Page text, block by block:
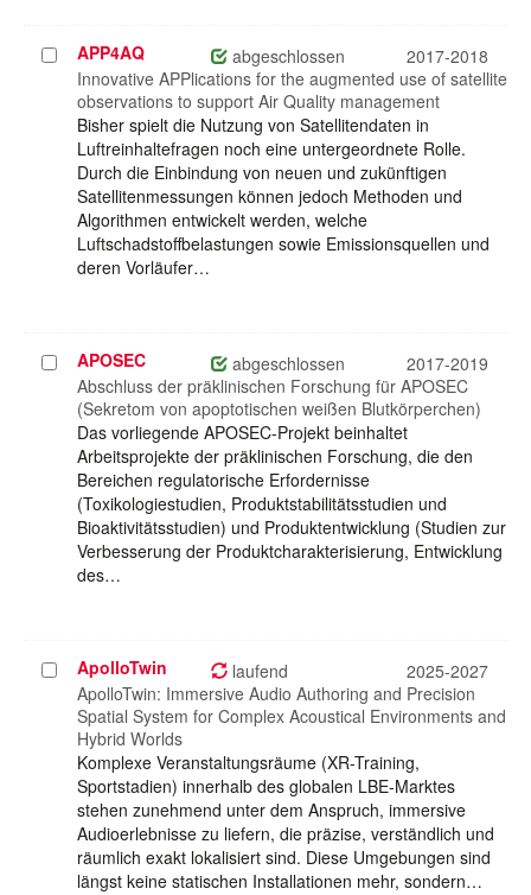
Projekt
auswählen
APP4AQ abgeschlossen
2017-2018
Innovative APPlications for the augmented use of satellite
observations to support Air Quality management
Bisher spielt die Nutzung von Satellitendaten in
Luftreinhaltefragen noch eine untergeordnete Rolle.
Durch die Einbindung von neuen und zukünftigen
Satellitenmessungen können jedoch Methoden und
Algorithmen entwickelt werden, welche
Luftschadstoffbelastungen sowie Emissionsquellen und
deren Vorläufer…
Projekt
auswählen
APOSEC abgeschlossen
2017-2019
Abschluss der präklinischen Forschung für APOSEC
(Sekretom von apoptotischen weißen Blutkörperchen)
Das vorliegende APOSEC-Projekt beinhaltet
Arbeitsprojekte der präklinischen Forschung, die den
Bereichen regulatorische Erfordernisse
(Toxikologiestudien, Produktstabilitätsstudien und
Bioaktivitätsstudien) und Produktentwicklung (Studien zur
Verbesserung der Produktcharakterisierung, Entwicklung
des…
Projekt
auswählen
ApolloTwin laufend
2025-2027
ApolloTwin: Immersive Audio Authoring and Precision
Spatial System for Complex Acoustical Environments and
Hybrid Worlds
Komplexe Veranstaltungsräume (XR-Training,
Sportstadien) innerhalb des globalen LBE-Marktes
stehen zunehmend unter dem Anspruch, immersive
Audioerlebnisse zu liefern, die präzise, verständlich und
räumlich exakt lokalisiert sind. Diese Umgebungen sind
längst keine statischen Installationen mehr, sondern…